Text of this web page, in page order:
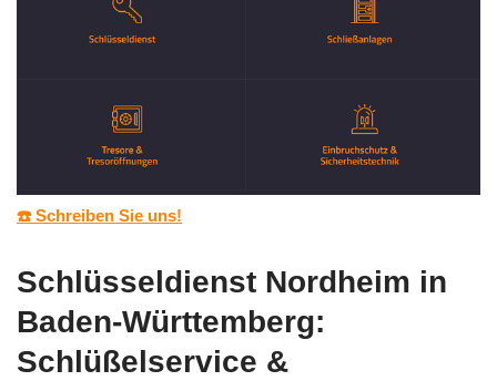
☎️ Schreiben Sie uns!
Schlüsseldienst Nordheim in
Baden-Württemberg:
Schlüßelservice &